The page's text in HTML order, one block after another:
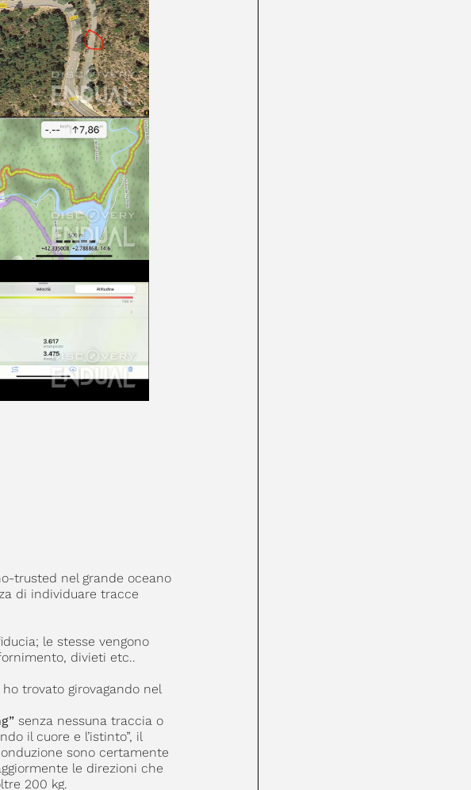
trusted nel grande oceano
di individuare tracce
le stesse vengono
divieti etc..
trovato girovagando nel
senza nessuna traccia o
il cuore e l’istinto”, il
sono certamente
le direzioni che
200 kg.